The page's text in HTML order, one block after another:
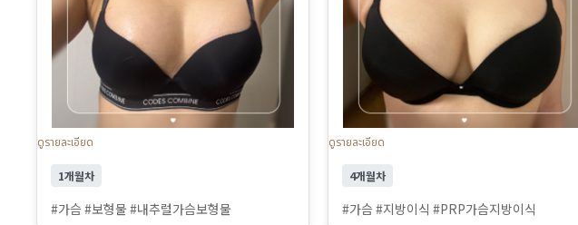
ดูรายละเอียด
1개월차
#가슴 #보형물 #내추럴가슴보형물
ดูรายละเอียด
4개월차
#가슴 #지방이식 #PRP가슴지방이식